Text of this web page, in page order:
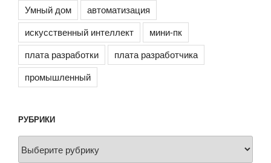
Умный дом
автоматизация
искусственный интеллект
мини-пк
плата разработки
плата разработчика
промышленный
РУБРИКИ